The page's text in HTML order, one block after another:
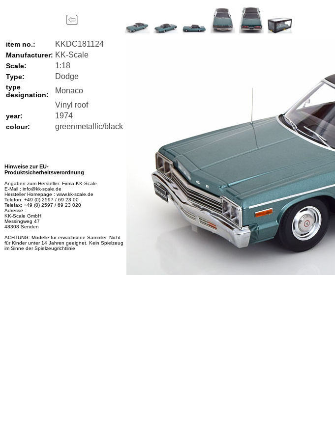
item no.: KKDC181124
Manufacturer: KK-Scale
Scale: 1:18
Type: Dodge
type
designation:
Monaco
Vinyl roof
year: 1974
colour: greenmetallic/black
Hinweise zur EU-
Produktsicherheitsverordnung
Angaben zum Hersteller: Firma KK-Scale
E-Mail : info@kk-scale.de
Hersteller Homepage : www.kk-scale.de
Telefon: +49 (0) 2597 / 69 23 00
Telefax: +49 (0) 2597 / 69 23 020
Adresse :
KK-Scale GmbH
Messingweg 47
48308 Senden
ACHTUNG: Modelle für erwachsene Sammler. Nicht
für Kinder unter 14 Jahren geeignet. Kein Spielzeug
im Sinne der Spielzeugrichtlinie